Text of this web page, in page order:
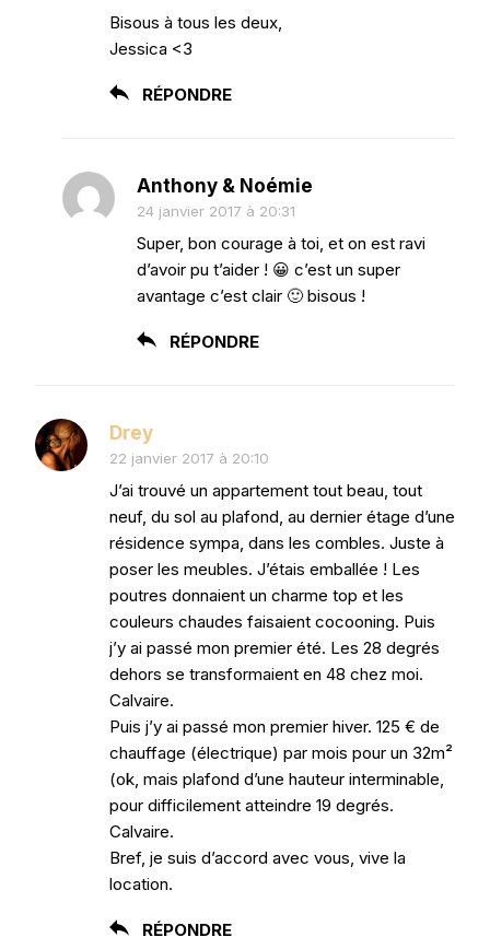
Bisous à tous les deux,
Jessica <3
RÉPONDRE
Anthony & Noémie
24 janvier 2017 à 20:31
Super, bon courage à toi, et on est ravi
d’avoir pu t’aider ! 😀 c’est un super
avantage c’est clair 🙂 bisous !
RÉPONDRE
Drey
22 janvier 2017 à 20:10
J’ai trouvé un appartement tout beau, tout
neuf, du sol au plafond, au dernier étage d’une
résidence sympa, dans les combles. Juste à
poser les meubles. J’étais emballée ! Les
poutres donnaient un charme top et les
couleurs chaudes faisaient cocooning. Puis
j’y ai passé mon premier été. Les 28 degrés
dehors se transformaient en 48 chez moi.
Calvaire.
Puis j’y ai passé mon premier hiver. 125 € de
chauffage (électrique) par mois pour un 32m²
(ok, mais plafond d’une hauteur interminable,
pour difficilement atteindre 19 degrés.
Calvaire.
Bref, je suis d’accord avec vous, vive la
location.
RÉPONDRE